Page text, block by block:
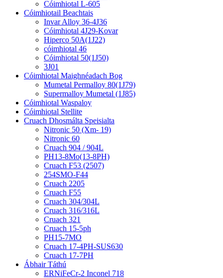
Cóimhiotal L-605
Cóimhiotail Beachtais
Invar Alloy 36-4J36
Cóimhiotal 4J29-Kovar
Hiperco 50A(1J22)
cóimhiotal 46
Cóimhiotal 50(1J50)
3J01
Cóimhiotal Maighnéadach Bog
Mumetal Permalloy 80(1J79)
Supermalloy Mumetal (1J85)
Cóimhiotal Waspaloy
Cóimhiotal Stellite
Cruach Dhosmálta Speisialta
Nitronic 50 (Xm- 19)
Nitronic 60
Cruach 904 / 904L
PH13-8Mo(13-8PH)
Cruach F53 (2507)
254SMO-F44
Cruach 2205
Cruach F55
Cruach 304/304L
Cruach 316/316L
Cruach 321
Cruach 15-5ph
PH15-7MO
Cruach 17-4PH-SUS630
Cruach 17-7PH
Ábhair Táthú
ERNiFeCr-2 Inconel 718